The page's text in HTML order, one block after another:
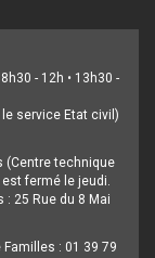
- 12h • 13h30 -
service Etat civil)
(Centre technique
fermé le jeudi.
: 25 Rue du 8 Mai
: 01 39 79